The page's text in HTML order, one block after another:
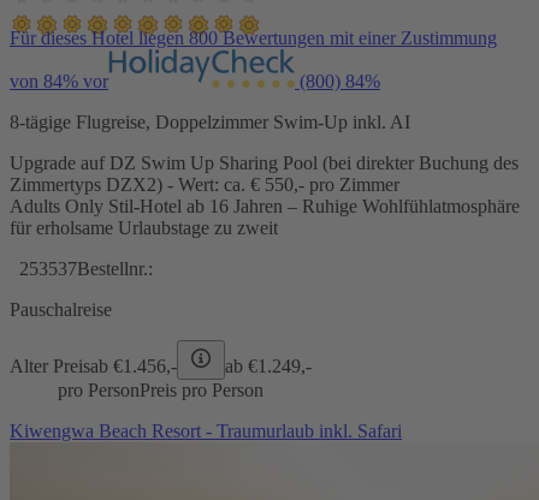
Für dieses Hotel liegen 800 Bewertungen mit einer Zustimmung
von 84% vor (800) 84%
8-tägige Flugreise, Doppelzimmer Swim-Up inkl. AI
Upgrade auf DZ Swim Up Sharing Pool (bei direkter Buchung des
Zimmertyps DZX2) - Wert: ca. € 550,- pro Zimmer
Adults Only Stil-Hotel ab 16 Jahren – Ruhige Wohlfühlatmosphäre
für erholsame Urlaubstage zu zweit
253537Bestellnr.:
Pauschalreise
Alter Preisab €1.456,- ab €1.249,-
pro PersonPreis pro Person
Kiwengwa Beach Resort - Traumurlaub inkl. Safari